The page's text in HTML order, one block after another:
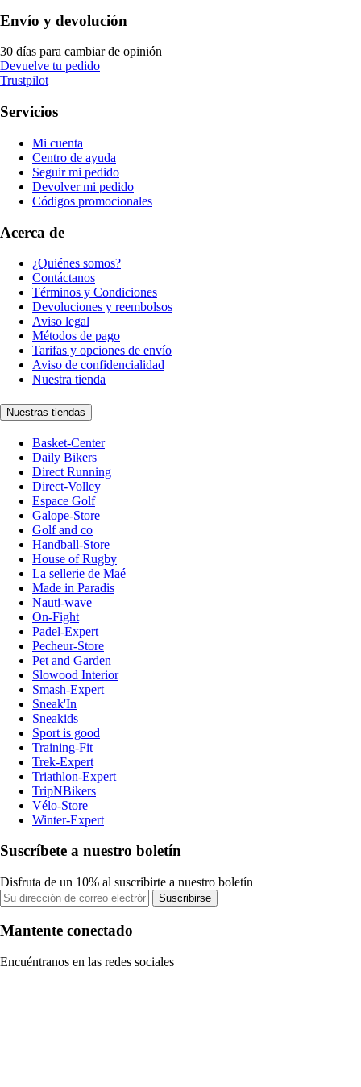
Envío y devolución
30 días para cambiar de opinión
Devuelve tu pedido
Trustpilot
Servicios
Mi cuenta
Centro de ayuda
Seguir mi pedido
Devolver mi pedido
Códigos promocionales
Acerca de
¿Quiénes somos?
Contáctanos
Términos y Condiciones
Devoluciones y reembolsos
Aviso legal
Métodos de pago
Tarifas y opciones de envío
Aviso de confidencialidad
Nuestra tienda
Nuestras tiendas
Basket-Center
Daily Bikers
Direct Running
Direct-Volley
Espace Golf
Galope-Store
Golf and co
Handball-Store
House of Rugby
La sellerie de Maé
Made in Paradis
Nauti-wave
On-Fight
Padel-Expert
Pecheur-Store
Pet and Garden
Slowood Interior
Smash-Expert
Sneak'In
Sneakids
Sport is good
Training-Fit
Trek-Expert
Triathlon-Expert
TripNBikers
Vélo-Store
Winter-Expert
Suscríbete a nuestro boletín
Disfruta de un 10% al suscribirte a nuestro boletín
Suscribirse
Mantente conectado
Encuéntranos en las redes sociales